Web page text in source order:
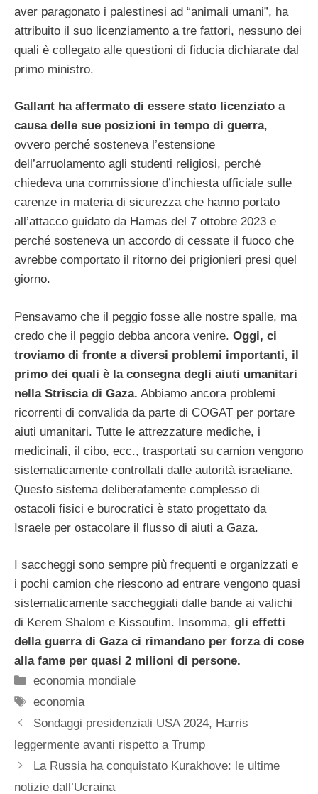
aver paragonato i palestinesi ad “animali umani”, ha
attribuito il suo licenziamento a tre fattori, nessuno dei
quali è collegato alle questioni di fiducia dichiarate dal
primo ministro.
Gallant ha affermato di essere stato licenziato a
causa delle sue posizioni in tempo di guerra,
ovvero perché sosteneva l’estensione
dell’arruolamento agli studenti religiosi, perché
chiedeva una commissione d’inchiesta ufficiale sulle
carenze in materia di sicurezza che hanno portato
all’attacco guidato da Hamas del 7 ottobre 2023 e
perché sosteneva un accordo di cessate il fuoco che
avrebbe comportato il ritorno dei prigionieri presi quel
giorno.
Pensavamo che il peggio fosse alle nostre spalle, ma
credo che il peggio debba ancora venire. Oggi, ci
troviamo di fronte a diversi problemi importanti, il
primo dei quali è la consegna degli aiuti umanitari
nella Striscia di Gaza. Abbiamo ancora problemi
ricorrenti di convalida da parte di COGAT per portare
aiuti umanitari. Tutte le attrezzature mediche, i
medicinali, il cibo, ecc., trasportati su camion vengono
sistematicamente controllati dalle autorità israeliane.
Questo sistema deliberatamente complesso di
ostacoli fisici e burocratici è stato progettato da
Israele per ostacolare il flusso di aiuti a Gaza.
I saccheggi sono sempre più frequenti e organizzati e
i pochi camion che riescono ad entrare vengono quasi
sistematicamente saccheggiati dalle bande ai valichi
di Kerem Shalom e Kissoufim. Insomma, gli effetti
della guerra di Gaza ci rimandano per forza di cose
alla fame per quasi 2 milioni di persone.
Categorie
economia mondiale
Tag
economia
Sondaggi presidenziali USA 2024, Harris
leggermente avanti rispetto a Trump
La Russia ha conquistato Kurakhove: le ultime
notizie dall’Ucraina